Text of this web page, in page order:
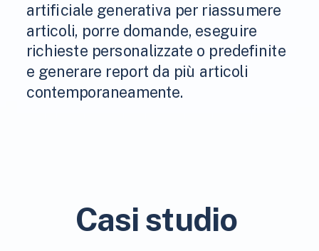
artificiale generativa per riassumere
articoli, porre domande, eseguire
richieste personalizzate o predefinite
e generare report da più articoli
contemporaneamente.
Casi studio